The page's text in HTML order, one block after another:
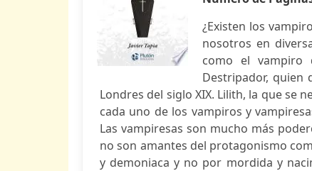
¿Existen los
nosotros en
como el vampiro
Destripador, quien
Londres del siglo XIX. Lilith, la que se
cada uno de los vampiros y
Las vampiresas son mucho más
no son amantes del protagonismo
y demoniaca y no por mordida y